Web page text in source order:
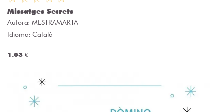
Missatges Secrets
Autora: MESTRAMARTA
Idioma: Català
1.03 €